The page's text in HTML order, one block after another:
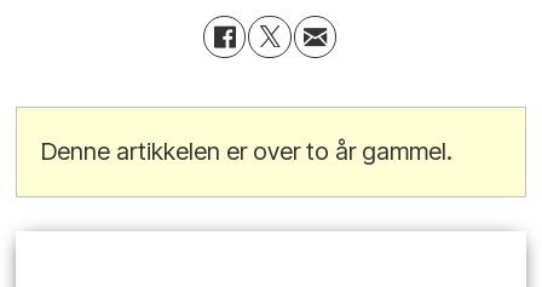
Denne artikkelen er over to år gammel.